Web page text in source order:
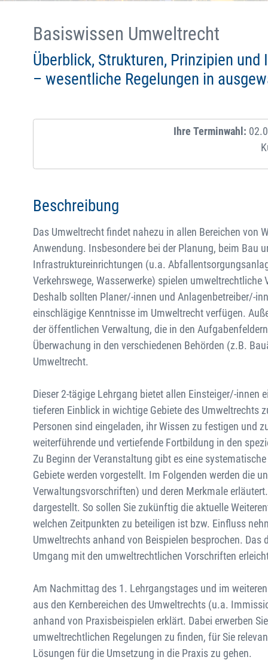
Basiswissen Umweltrecht
Überblick, Strukturen, Prinzipien
– wesentliche Regelungen in
Ihre Terminwahl:
Beschreibung
Das Umweltrecht findet nahezu in allen Bereichen von
Anwendung. Insbesondere bei der Planung, beim Bau
Infrastruktureinrichtungen (u.a.
Verkehrswege, Wasserwerke) spielen umweltrechtliche
Deshalb sollten Planer/-innen und Anlagenbetreiber/-
einschlägige Kenntnisse im Umweltrecht verfügen.
der öffentlichen Verwaltung, die in den
Überwachung in den verschiedenen Behörden (z.B.
Umweltrecht.
Dieser 2-tägige Lehrgang bietet allen Einsteiger/-innen
tieferen Einblick in wichtige Gebiete des
Personen sind eingeladen, ihr Wissen zu festigen und
weiterführende und vertiefende Fortbildung in den
Zu Beginn der Veranstaltung gibt es eine
Gebiete werden vorgestellt. Im Folgenden werden die
Verwaltungsvorschriften) und deren Merkmale
dargestellt. So sollen Sie zukünftig die aktuelle
welchen Zeitpunkten zu beteiligen ist bzw. Einfluss
Umweltrechts anhand von Beispielen besprochen.
Umgang mit den umweltrechtlichen Vorschriften
Am Nachmittag des 1. Lehrgangstages und im
aus den Kernbereichen des Umweltrechts (u.a.
anhand von Praxisbeispielen erklärt. Dabei erwerben
umweltrechtlichen Regelungen zu finden, für Sie
Lösungen für die Umsetzung in die Praxis zu gehen.